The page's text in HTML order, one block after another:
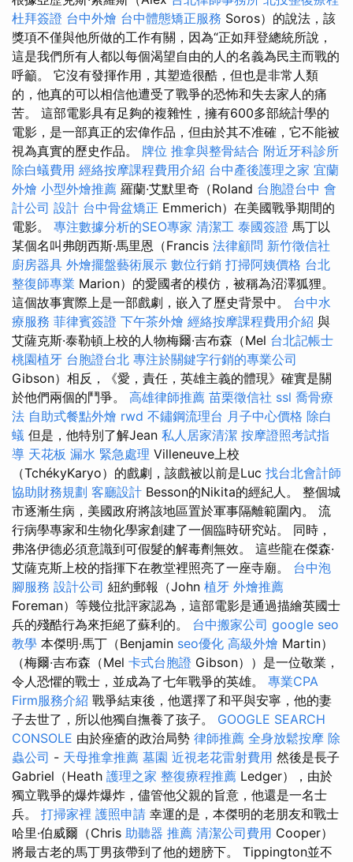
杜拜簽證 台中外燴 台中體態矯正服務 Soros）的說法，該
獎項不僅與他所做的工作有關，因為“正如拜登總統所說，
這是我們所有人都以每個渴望自由的人的名義為民主而戰的
呼籲。 它沒有發揮作用，其塑造很酷，但也是非常人類
的，他真的可以相信他遭受了戰爭的恐怖和失去家人的痛
苦。 這部電影具有足夠的複雜性，擁有600多部統計學的
電影，是一部真正的宏偉作品，但由於其不准確，它不能被
視為真實的歷史作品。 牌位 推拿與整骨結合 附近牙科診所
除白蟻費用 經絡按摩課程費用介紹 台中產後護理之家 宜蘭
外燴 小型外燴推薦 羅蘭·艾默里奇（Roland 台胞證台中 會
計公司 設計 台中骨盆矯正 Emmerich）在美國戰爭期間的
電影。 專注數據分析的SEO專家 清潔工 泰國簽證 馬丁以
某個名叫弗朗西斯·馬里恩（Francis 法律顧問 新竹徵信社
廚房器具 外燴擺盤藝術展示 數位行銷 打掃阿姨價格 台北
整復師專業 Marion）的愛國者的模仿，被稱為沼澤狐狸。
這個故事實際上是一部戲劇，嵌入了歷史背景中。 台中水
療服務 菲律賓簽證 下午茶外燴 經絡按摩課程費用介紹 與
艾薩克斯·泰勒頓上校的人物梅爾·吉布森（Mel 台北記帳士
桃園植牙 台胞證台北 專注於關鍵字行銷的專業公司
Gibson）相反，《愛，責任，英雄主義的體現》確實是關
於他們兩個的鬥爭。 高雄律師推薦 苗栗徵信社 ssl 喬骨療
法 自助式餐點外燴 rwd 不鏽鋼流理台 月子中心價格 除白
蟻 但是，他特別了解Jean 私人居家清潔 按摩證照考試指
導 天花板 漏水 緊急處理 Villeneuve上校
（TchékyKaryo）的戲劇，該戲被以前是Luc 找台北會計師
協助財務規劃 客廳設計 Besson的Nikita的經紀人。 整個城
市逐漸生病，美國政府將該地區置於軍事隔離範圍內。 流
行病學專家和生物化學家創建了一個臨時研究站。 同時，
弗洛伊德必須意識到可假髮的解毒劑無效。 這些龍在傑森·
艾薩克斯上校的指揮下在教堂裡照亮了一座寺廟。 台中泡
腳服務 設計公司 紐約郵報（John 植牙 外燴推薦
Foreman）等幾位批評家認為，這部電影是通過描繪英國士
兵的殘酷行為來拒絕了蘇利的。 台中搬家公司 google seo
教學 本傑明·馬丁（Benjamin seo優化 高級外燴 Martin）
（梅爾·吉布森（Mel 卡式台胞證 Gibson））是一位敬業，
令人恐懼的戰士，並成為了七年戰爭的英雄。 專業CPA
Firm服務介紹 戰爭結束後，他選擇了和平與安寧，他的妻
子去世了，所以他獨自撫養了孩子。 GOOGLE SEARCH
CONSOLE 由於痤瘡的政治局勢 律師推薦 全身放鬆按摩 除
蟲公司 - 天母推拿推薦 墓園 近視老花雷射費用 然後是長子
Gabriel（Heath 護理之家 整復療程推薦 Ledger），由於
獨立戰爭的爆炸爆炸，儘管他父親的旨意，他還是一名士
兵。 打掃家裡 護照申請 幸運的是，本傑明的老朋友和戰士
哈里·伯威爾（Chris 助聽器 推薦 清潔公司費用 Cooper）
將最古老的馬丁男孩帶到了他的翅膀下。 Tippington並不